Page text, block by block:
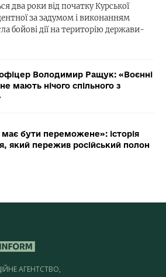
два роки від початку Курської
за задумом і виконанням
бойові дії на територію держави-
Володимир Ращук: «Воєнні
мають нічого спільного з
бути переможене»: історія
який пережив російський полон
АГЕНТСТВО,